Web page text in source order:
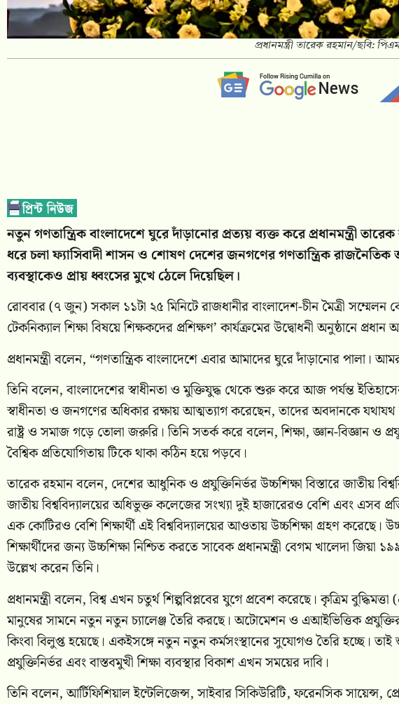
প্রধানমন্ত্রী তারেক রহমান/ছবি:
নতুন গণতান্ত্রিক বাংলাদেশে ঘুরে দাঁড়ানোর প্রত্যয় ব্যক্ত করে প্রধানমন্ত্রী
ধরে চলা ফ্যাসিবাদী শাসন ও শোষণ দেশের জনগণের গণতান্ত্রিক রাজনৈতিক
ব্যবস্থাকেও প্রায় ধ্বংসের মুখে ঠেলে দিয়েছিল।
রোববার (৭ জুন) সকাল ১১টা ২৫ মিনিটে রাজধানীর বাংলাদেশ-চীন মৈত্রী সম্মেলন
টেকনিক্যাল শিক্ষা বিষয়ে শিক্ষকদের প্রশিক্ষণ’ কার্যক্রমের উদ্বোধনী অনুষ্ঠানে
প্রধানমন্ত্রী বলেন, “গণতান্ত্রিক বাংলাদেশে এবার আমাদের ঘুরে দাঁড়ানোর পালা।
তিনি বলেন, বাংলাদেশের স্বাধীনতা ও মুক্তিযুদ্ধ থেকে শুরু করে আজ পর্যন্ত ইতিহাসের
স্বাধীনতা ও জনগণের অধিকার রক্ষায় আত্মত্যাগ করেছেন, তাদের অবদানকে
রাষ্ট্র ও সমাজ গড়ে তোলা জরুরি। তিনি সতর্ক করে বলেন, শিক্ষা, জ্ঞান-বিজ্ঞান ও
বৈশ্বিক প্রতিযোগিতায় টিকে থাকা কঠিন হয়ে পড়বে।
তারেক রহমান বলেন, দেশের আধুনিক ও প্রযুক্তিনির্ভর উচ্চশিক্ষা বিস্তারে জাতীয়
জাতীয় বিশ্ববিদ্যালয়ের অধিভুক্ত কলেজের সংখ্যা দুই হাজারেরও বেশি এবং এসব
এক কোটিরও বেশি শিক্ষার্থী এই বিশ্ববিদ্যালয়ের আওতায় উচ্চশিক্ষা গ্রহণ করেছে।
শিক্ষার্থীদের জন্য উচ্চশিক্ষা নিশ্চিত করতে সাবেক প্রধানমন্ত্রী বেগম খালেদা জিয়া
উল্লেখ করেন তিনি।
প্রধানমন্ত্রী বলেন, বিশ্ব এখন চতুর্থ শিল্পবিপ্লবের যুগে প্রবেশ করেছে। কৃত্রিম
মানুষের সামনে নতুন নতুন চ্যালেঞ্জ তৈরি করছে। অটোমেশন ও এআইভিত্তিক
কিংবা বিলুপ্ত হয়েছে। একইসঙ্গে নতুন নতুন কর্মসংস্থানের সুযোগও তৈরি হচ্ছে। তাই
প্রযুক্তিনির্ভর এবং বাস্তবমুখী শিক্ষা ব্যবস্থার বিকাশ এখন সময়ের দাবি।
তিনি বলেন, আর্টিফিশিয়াল ইন্টেলিজেন্স, সাইবার সিকিউরিটি, ফরেনসিক সায়েন্স,